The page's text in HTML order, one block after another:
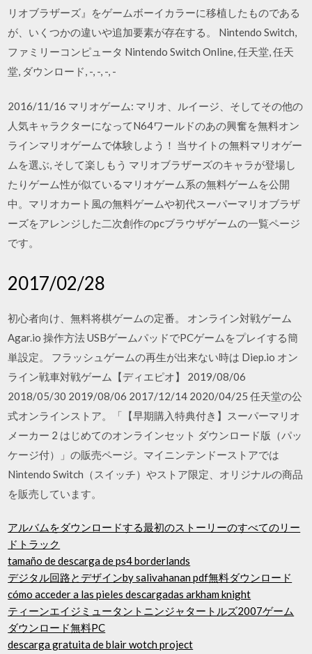
リオブラザーズ』をゲームボーイカラーに移植したものである
が、いくつかの違いや追加要素が存在する。 Nintendo Switch,
ファミリーコンピュータ Nintendo Switch Online, 任天堂, 任天
堂, ダウンロード, -, -, -, -
2016/11/16 マリオゲーム: マリオ、ルイージ、そしてその他の
人気キャラクターになってN64ワールドのあの興奮を無料オン
ラインマリオゲームで体験しよう！ 当サイトの無料マリオゲー
ムを選ぶ, そして楽しもう マリオブラザーズのキャラが登場し
たりゲーム性が似ているマリオゲーム系の無料ゲームを公開
中。マリオカート風の無料ゲームや初代スーパーマリオブラザ
ーズをアレンジした二次創作のpcブラウザゲームの一覧ページ
です。
2017/02/28
初心者向け、無料将棋ゲームの定番。 オンライン対戦ゲーム
Agar.io 操作方法 USBゲームパッドでPCゲームをプレイする簡
単設定。 フラッシュゲームの再生が出来ない時は Diep.io オン
ライン戦車対戦ゲーム【ディエピオ】 2019/08/06
2018/05/30 2019/08/06 2017/12/14 2020/04/25 任天堂の公
式オンラインストア。「【早期購入特典付き】スーパーマリオ
メーカー 2 はじめてのオンラインセット ダウンロード版（パッ
ケージ付）」の販売ページ。マイニンテンドーストアでは
Nintendo Switch（スイッチ）やストア限定、オリジナルの商品
を販売しています。
アルバムをダウンロードする最初のストーリーのすべてのリー
ドトラック
tamaño de descarga de ps4 borderlands
デジタル回路とデザインby salivahanan pdf無料ダウンロード
cómo acceder a las pieles descargadas arkham knight
ティーンエイジミュータントニンジャタートルズ2007ゲーム
ダウンロード無料PC
descarga gratuita de blair wotch project